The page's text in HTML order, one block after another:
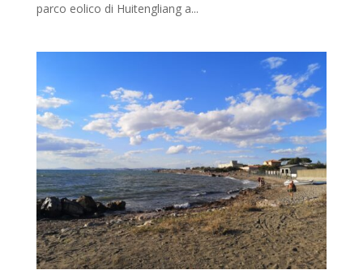
parco eolico di Huitengliang a...